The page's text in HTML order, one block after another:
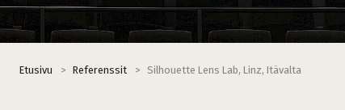
Etusivu > Referenssit > Silhouette Lens Lab, Linz, Itävalta